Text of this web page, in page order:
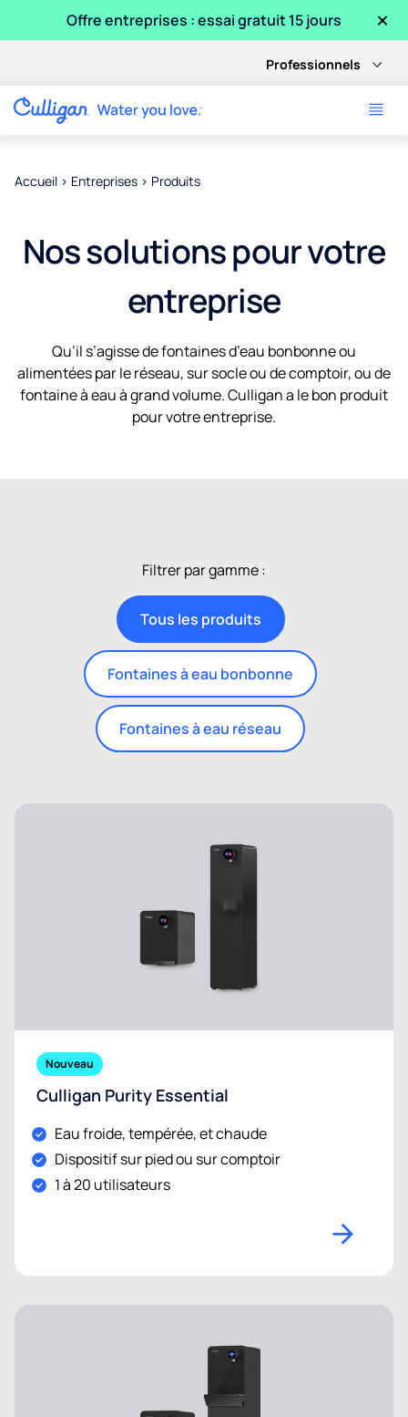
Offre entreprises : essai gratuit 15 jours ×
Professionnels
Accueil > Entreprises > Produits
Nos solutions pour votre
entreprise
Qu’il s’agisse de fontaines d’eau bonbonne ou
alimentées par le réseau, sur socle ou de comptoir, ou de
fontaine à eau à grand volume. Culligan a le bon produit
pour votre entreprise.
Filtrer par gamme :
Tous les produits
Fontaines à eau bonbonne
Fontaines à eau réseau
Nouveau
Culligan Purity Essential
Eau froide, tempérée, et chaude
Dispositif sur pied ou sur comptoir
1 à 20 utilisateurs